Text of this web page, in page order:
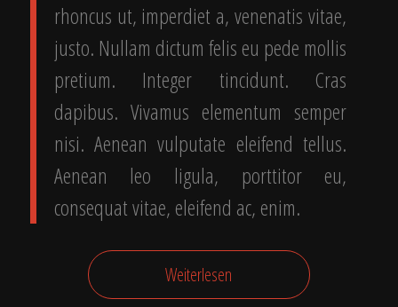
rhoncus ut, imperdiet a, venenatis vitae,
justo. Nullam dictum felis eu pede mollis
pretium. Integer tincidunt. Cras
dapibus. Vivamus elementum semper
nisi. Aenean vulputate eleifend tellus.
Aenean leo ligula, porttitor eu,
consequat vitae, eleifend ac, enim.
Weiterlesen